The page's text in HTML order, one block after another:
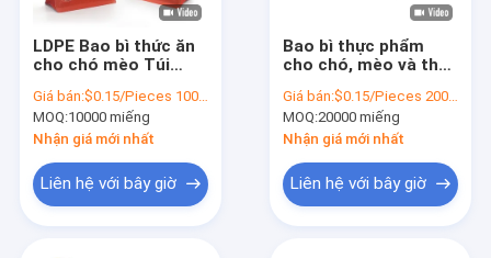
LDPE Bao bì thức ăn
cho chó mèo Túi
cưng Hộp 5kg Túi có
dây kéo dưới cùng
Tám con dấu bên
Giá bán:$0.15/Pieces 10000-99999 Pieces
MOQ:10000 miếng
Nhận giá mới nhất
Liên hệ với bây giờ
Bao bì thực phẩm
cho chó, mèo và thú
20kg
Giá bán:$0.15/Pieces 20000-199999 Pieces
MOQ:20000 miếng
Nhận giá mới nhất
Liên hệ với bây giờ